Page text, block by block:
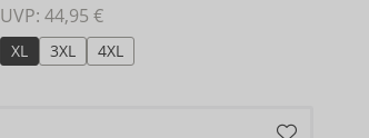
UVP: 44,95 €
XL 3XL 4XL